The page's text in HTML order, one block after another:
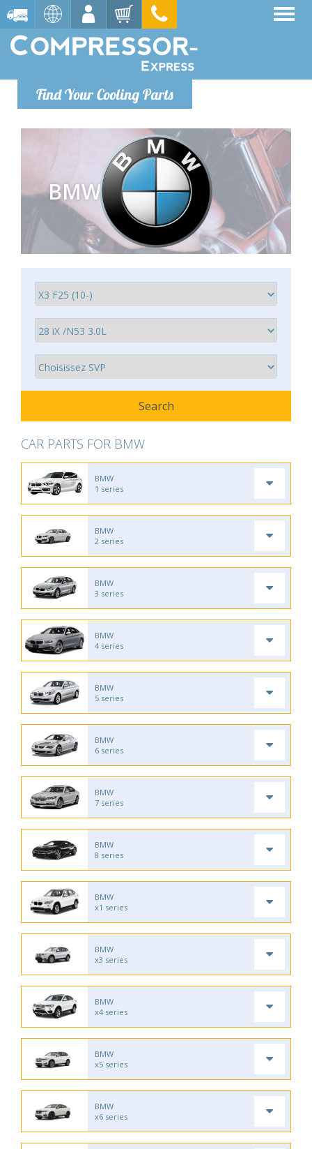
Find Your Cooling Parts
BMW
CAR PARTS FOR BMW
BMW
1 series
BMW
2 series
BMW
3 series
BMW
4 series
BMW
5 series
BMW
6 series
BMW
7 series
BMW
8 series
BMW
x1 series
BMW
x3 series
BMW
x4 series
BMW
x5 series
BMW
x6 series